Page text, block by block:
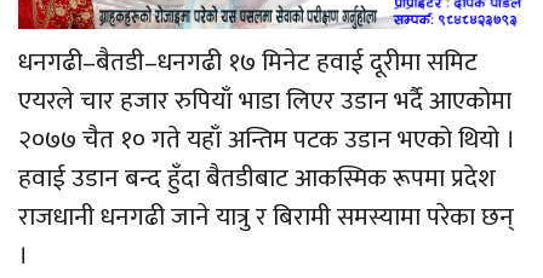
धनगढी–बैतडी–धनगढी १७ मिनेट हवाई दूरीमा समिट
एयरले चार हजार रुपियाँ भाडा लिएर उडान भर्दै आएकोमा
२०७७ चैत १० गते यहाँ अन्तिम पटक उडान भएको थियो ।
हवाई उडान बन्द हुँदा बैतडीबाट आकस्मिक रूपमा प्रदेश
राजधानी धनगढी जाने यात्रु र बिरामी समस्यामा परेका छन्
।